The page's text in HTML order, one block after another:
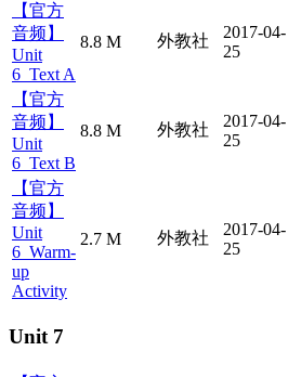
【官方
音频】
Unit
6_Text A
8.8 M 外教社
2017-04-
25
【官方
音频】
Unit
6_Text B
8.8 M 外教社
2017-04-
25
【官方
音频】
Unit
6_Warm-
up
Activity
2.7 M 外教社
2017-04-
25
Unit 7